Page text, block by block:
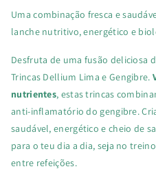
Gengibre
Bio
30gr
Bio
30gr
Uma combinação fresca e
lanche nutritivo, energético e
Desfruta de uma fusão deliciosa
Trincas Dellium Lima e Gengibre.
nutrientes, estas trincas
anti-inflamatório do gengibre.
saudável, energético e cheio de
para o teu dia a dia, seja no
entre refeições.